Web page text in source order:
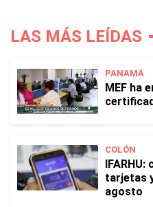
LAS MÁS LEÍDAS
PANAMÁ
MEF ha
COLÓN
tarjetas
agosto